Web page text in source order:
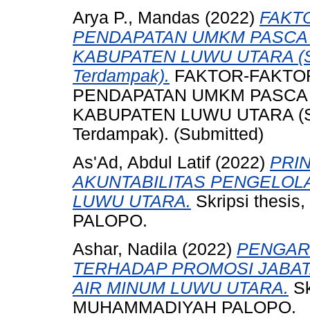
Arya P., Mandas (2022)
PENDAPATAN UMKM
KABUPATEN LUWU UTARA
Terdampak). FAKTOR-
PENDAPATAN UMKM
KABUPATEN LUWU UTARA
Terdampak). (Submitted)
As'Ad, Abdul Latif (2022)
AKUNTABILITAS
LUWU UTARA. Skripsi thesis,
PALOPO.
Ashar, Nadila (2022)
TERHADAP PROMOSI
AIR MINUM LUWU UTARA.
MUHAMMADIYAH PALOPO.